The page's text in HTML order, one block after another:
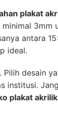
plakat
3mm
antara
ideal.
Pilih desain
institusi.
plakat